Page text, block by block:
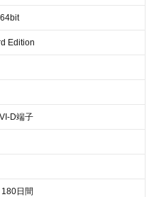
Edition
D端子
日間